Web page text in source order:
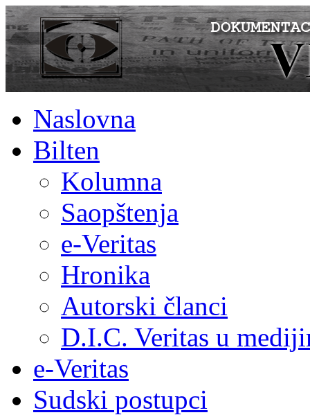
Naslovna
Bilten
Kolumna
Saopštenja
e-Veritas
Hronika
Autorski članci
D.I.C. Veritas u
e-Veritas
Sudski postupci